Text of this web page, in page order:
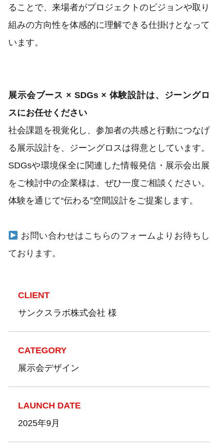
ることで、来場者がプロジェクトのビジョンや取り
組みの方向性を体感的に理解できる仕掛けとなって
います。
展示会ブース × SDGs × 体験設計は、ジーングロ
スにお任せください
社会課題を視覚化し、参加者の共感と行動につなげ
る展示設計を、ジーングロスは得意としています。
SDGsや環境保全に関連した情報発信・展示会出展
をご検討中の企業様は、ぜひ一度ご相談ください。
体験を通じて“伝わる”空間設計をご提案します。
お問い合わせはこちらのフォームよりお待ちし
ております。
CLIENT
サンクスラボ株式会社 様
CATEGORY
展示会デザイン
LAUNCH DATE
2025年9月